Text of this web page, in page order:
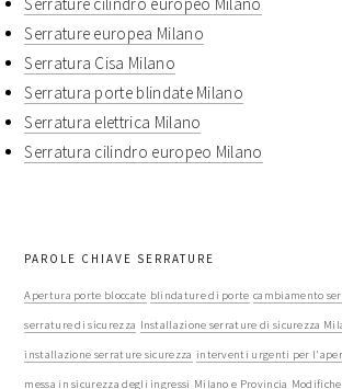
Serrature europea Milano
Serratura Cisa Milano
Serratura porte blindate Milano
Serratura elettrica Milano
Serratura cilindro europeo Milano
PAROLE CHIAVE SERRATURE
Apertura porte bloccate blindature di porte cambiamento
serrature di sicurezza Installazione serrature di sicurezza
installazione serrature sicurezza interventi urgenti per
messa in sicurezza degli ingressi Milano e Provincia